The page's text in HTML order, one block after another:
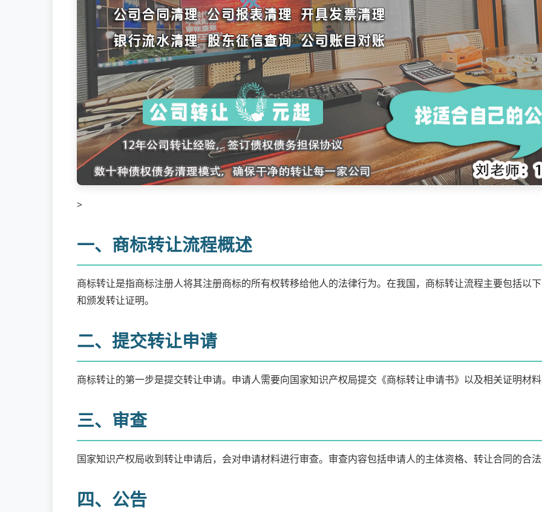
>
一、商标转让流程概述
商标转让是指商标注册人将其注册商标的所有权转移给他人的法律行为。在我国，商标转让流程主要包括以
和颁发转让证明。
二、提交转让申请
商标转让的第一步是提交转让申请。申请人需要向国家知识产权局提交《商标转让申请书》以及相关证明材
三、审查
国家知识产权局收到转让申请后，会对申请材料进行审查。审查内容包括申请人的主体资格、转让合同的合
四、公告